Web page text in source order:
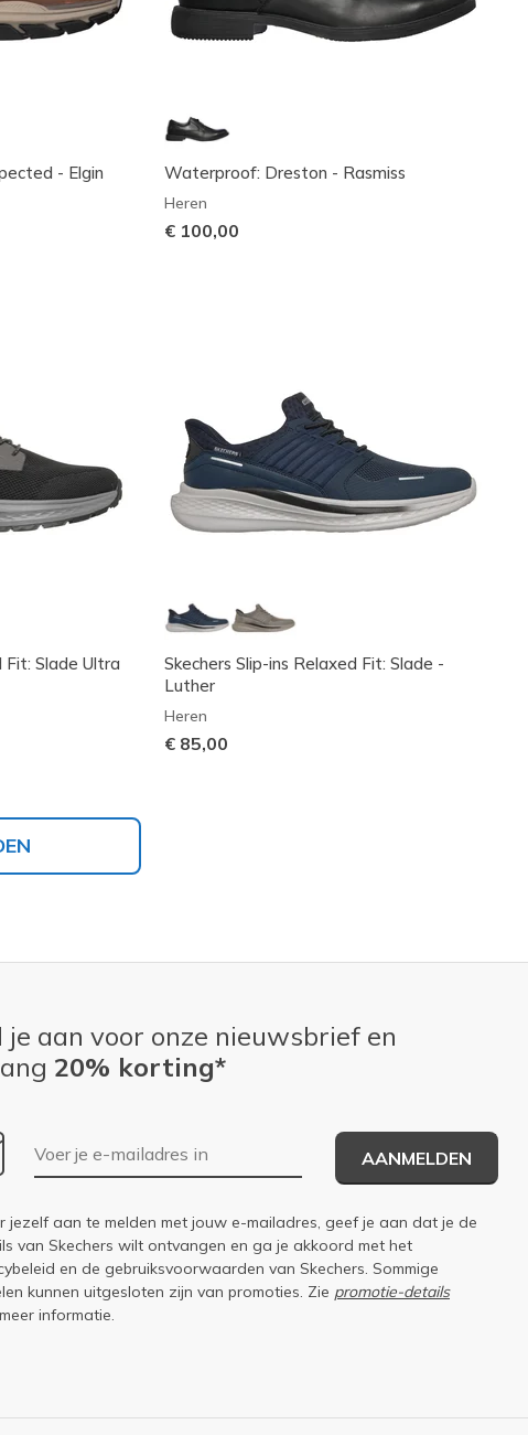
- Elgin Waterproof: Dreston - Rasmiss
Heren
€ 100,00
Fit: Slade Ultra
Skechers Slip-ins Relaxed Fit: Slade -
Luther
Heren
€ 85,00
je aan voor onze nieuwsbrief en
20% korting*
E-mailadres
AANMELDEN
jezelf aan te melden met jouw e-mailadres, geef je aan dat je de
van Skechers wilt ontvangen en ga je akkoord met het
en de gebruiksvoorwaarden van Skechers. Sommige
kunnen uitgesloten zijn van promoties. Zie promotie-details
informatie.